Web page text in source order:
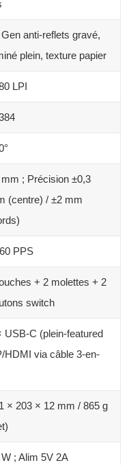
Gen anti-reflets gravé,
plein, texture papier
LPI
mm ; Précision ±0,3
(centre) / ±2 mm
PPS
+ 2 molettes + 2
switch
USB-C (plein-featured
HDMI via câble 3-en-
× 203 × 12 mm / 865 g
; Alim 5V 2A